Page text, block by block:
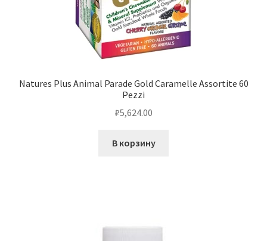
Natures Plus Animal Parade Gold Caramelle Assortite 60
Pezzi
₽5,624.00
В корзину